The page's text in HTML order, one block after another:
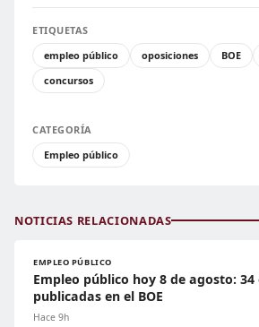
ETIQUETAS
empleo público
oposiciones BOE
concursos
CATEGORÍA
Empleo público
NOTICIAS RELACIONADAS
EMPLEO PÚBLICO
Empleo público hoy 8 de agosto:
publicadas en el BOE
Hace 9h